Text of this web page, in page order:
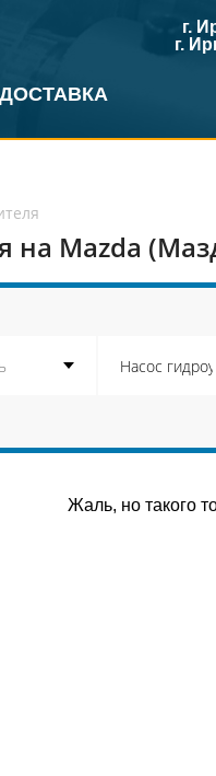
г.
г.
на Mazda
Жаль, но такого